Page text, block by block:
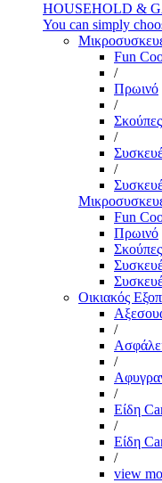
HOUSEHOLD &
You can simply
Fun
/
Πρωινό
/
Σκούπες
/
/
Fun
Πρωινό
Σκούπες
Οικιακός
/
/
/
Είδη
/
Είδη
/
view